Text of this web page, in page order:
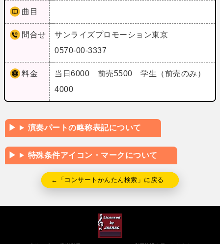
曲目
問合せ
サンライズプロモーション東京
0570-00-3337
料金
当日6000 前売5500 学生（前売のみ）
4000
演奏パートの略称表記について
特殊条件アイコン・マークについて
←「コンサートかんたん検索」に戻る